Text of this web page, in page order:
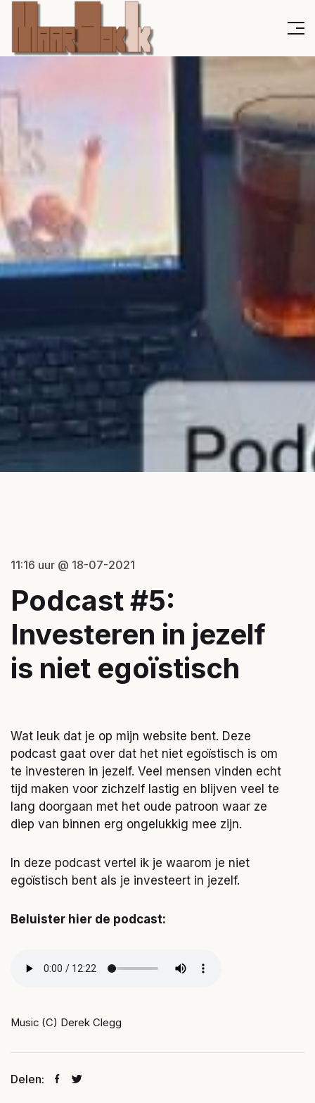
11:16 uur @ 18-07-2021
Podcast #5:
Investeren in jezelf
is niet egoïstisch
Wat leuk dat je op mijn website bent. Deze
podcast gaat over dat het niet egoïstisch is om
te investeren in jezelf. Veel mensen vinden echt
tijd maken voor zichzelf lastig en blijven veel te
lang doorgaan met het oude patroon waar ze
diep van binnen erg ongelukkig mee zijn.
In deze podcast vertel ik je waarom je niet
egoïstisch bent als je investeert in jezelf.
Beluister hier de podcast:
Music (C) Derek Clegg
Delen: